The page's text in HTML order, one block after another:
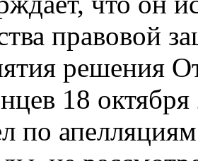
правовой
решения
18 октября
по